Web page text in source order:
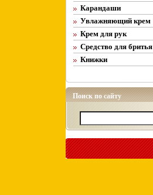
Карандаши
Увлажняющий крем
Крем для рук
Средство для бритья
Книжки
Поиск по сайту